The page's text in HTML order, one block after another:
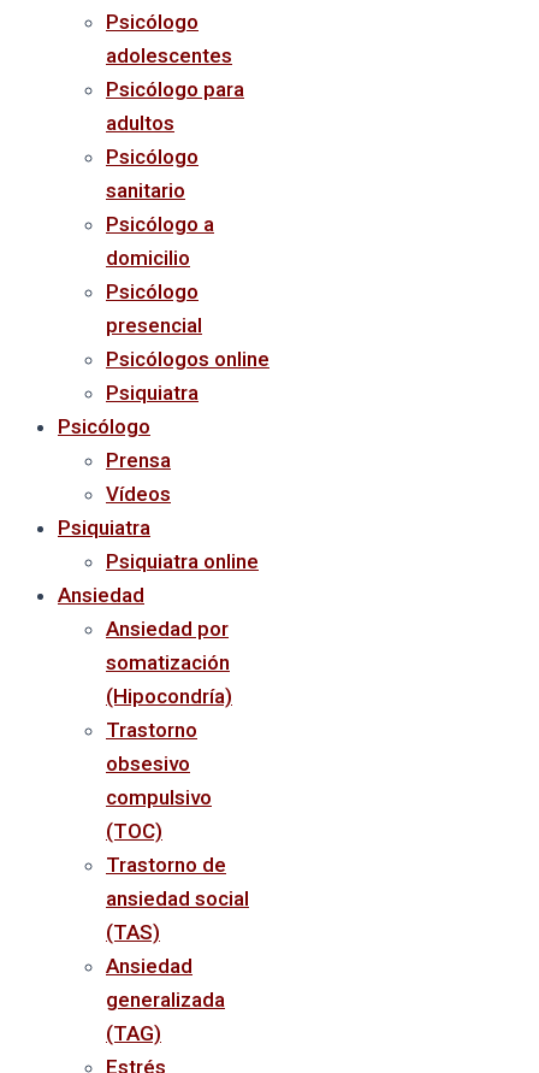
Psicólogo
adolescentes
Psicólogo para
adultos
Psicólogo
sanitario
Psicólogo a
domicilio
Psicólogo
presencial
Psicólogos online
Psiquiatra
Psicólogo
Prensa
Vídeos
Psiquiatra
Psiquiatra online
Ansiedad
Ansiedad por
somatización
(Hipocondría)
Trastorno
obsesivo
compulsivo
(TOC)
Trastorno de
ansiedad social
(TAS)
Ansiedad
generalizada
(TAG)
Estrés